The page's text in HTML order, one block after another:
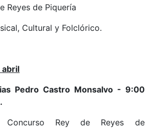
Reyes de Piquería
Cultural y Folclórico.
abril
Pedro Castro Monsalvo - 9:00
Concurso Rey de Reyes de